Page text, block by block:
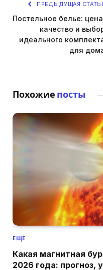
ПРЕДЫДУЩАЯ
Постельное белье: цена,
качество и
идеального
для
Похожие посты
ЕЩЕ
Какая магнитная
2026 года: прогноз,